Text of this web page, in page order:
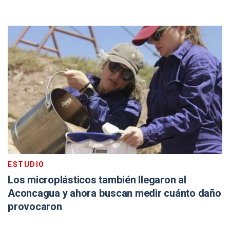
ESTUDIO
Los microplásticos también llegaron al
Aconcagua y ahora buscan medir cuánto daño
provocaron